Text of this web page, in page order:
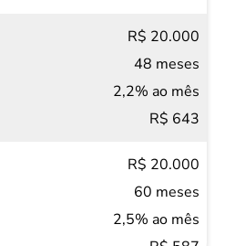
R$ 20.000
48 meses
2,2% ao mês
R$ 643
R$ 20.000
60 meses
2,5% ao mês